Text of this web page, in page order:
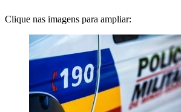
Clique nas imagens para ampliar: